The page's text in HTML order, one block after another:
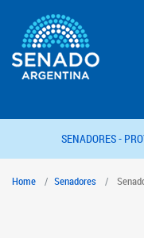
SENADORES -
Home Senadores